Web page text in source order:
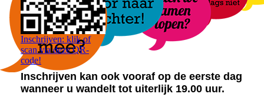
Inschrijven: klik of
scan via deze QR-
code!
Inschrijven kan ook vooraf op de eerste dag
wanneer u wandelt tot uiterlijk 19.00 uur.